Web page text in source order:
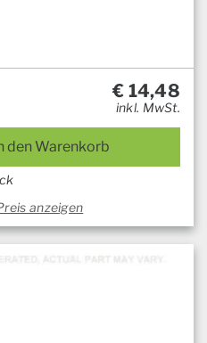
€ 14,48
inkl. MwSt.
den Warenkorb
anzeigen